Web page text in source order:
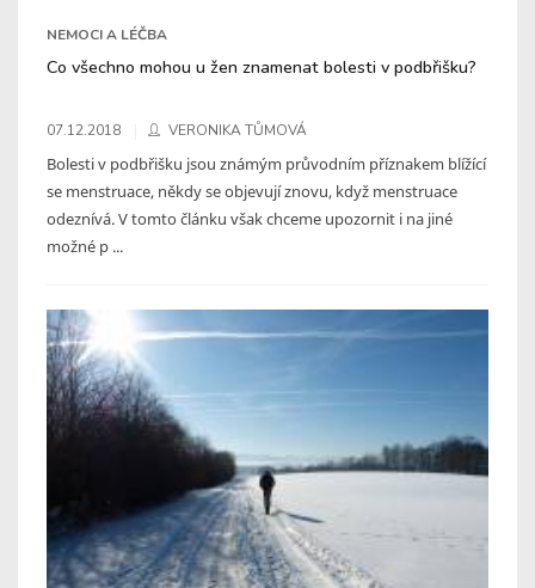
NEMOCI A LÉČBA
Co všechno mohou u žen znamenat bolesti v podbřišku?
07.12.2018 VERONIKA TŮMOVÁ
Bolesti v podbřišku jsou známým průvodním příznakem blížící
se menstruace, někdy se objevují znovu, když menstruace
odeznívá. V tomto článku však chceme upozornit i na jiné
možné p ...